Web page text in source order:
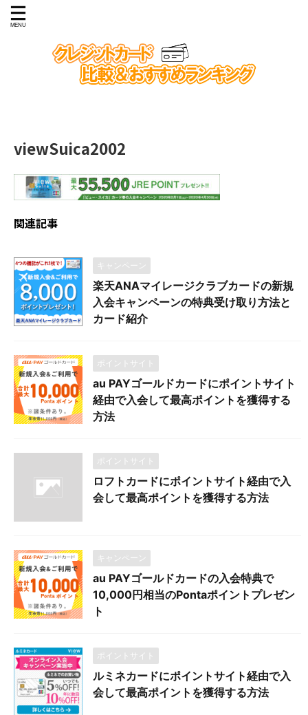
viewSuica2002
関連記事
キャンペーン
楽天ANAマイレージクラブカードの新規
入会キャンペーンの特典受け取り方法と
カード紹介
ポイントサイト
au PAYゴールドカードにポイントサイト
経由で入会して最高ポイントを獲得する
方法
ポイントサイト
ロフトカードにポイントサイト経由で入
会して最高ポイントを獲得する方法
キャンペーン
au PAYゴールドカードの入会特典で
10,000円相当のPontaポイントプレゼン
ト
ポイントサイト
ルミネカードにポイントサイト経由で入
会して最高ポイントを獲得する方法